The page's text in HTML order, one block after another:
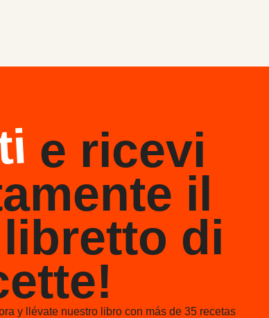
e ricevi
il
di
y llévate nuestro libro con más de 35 recetas